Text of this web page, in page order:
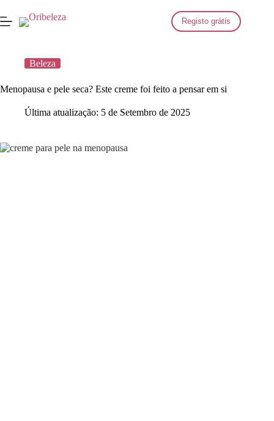
para
o
Registo grátis
Beleza
Menopausa e pele seca? Este creme foi feito a pensar em si
Última atualização: 5 de Setembro de 2025